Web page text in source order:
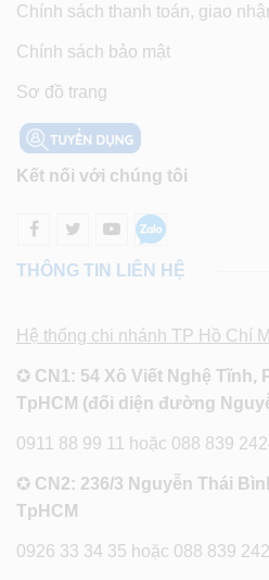
Chính sách thanh toán, giao
Chính sách bảo mật
Sơ đồ trang
Kết nối với chúng tôi
THÔNG TIN LIÊN HỆ
Hệ thống chi nhánh TP Hồ Chí
✪ CN1: 54 Xô Viết Nghệ Tĩnh,
TpHCM (đối diện đường
0911 88 99 11 hoặc 088 839
✪ CN2: 236/3 Nguyễn Thái
TpHCM
0926 33 34 35 hoặc 088 839